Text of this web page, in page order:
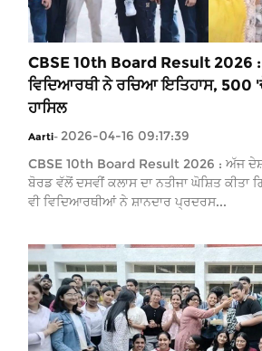
CBSE 10th Board Result 2026
ਵਿਦਿਆਰਥੀ ਨੇ ਰਚਿਆ ਇਤਿਹਾਸ, 500
ਹਾਸਿਲ
Aarti- 2026-04-16 09:17:39
CBSE 10th Board Result 2026 : ਅੱਜ
ਬੋਰਡ ਵੱਲੋਂ ਦਸਵੀਂ ਕਲਾਸ ਦਾ ਨਤੀਜਾ ਘੋਸ਼ਿਤ ਕੀਤਾ
ਵੀ ਵਿਦਿਆਰਥੀਆਂ ਨੇ ਸ਼ਾਨਦਾਰ ਪ੍ਰਦਰਸ...